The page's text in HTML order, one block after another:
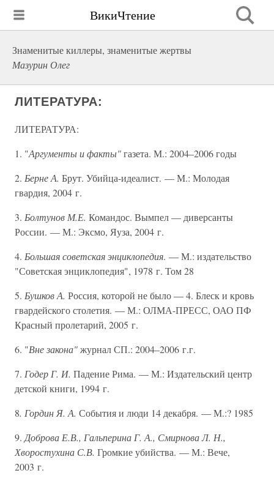
ВикиЧтение
Знаменитые киллеры, знаменитые жертвы
Мазурин Олег
ЛИТЕРАТУРА:
ЛИТЕРАТУРА:
1. "Аргументы и факты"газета. М.: 2004–2006 годы
2. Берне А. Брут. Убийца-идеалист. — М.: Молодая
гвардия, 2004 г.
3. Болтунов М.Е. Командос. Вымпел — диверсанты
России. — М.: Эксмо, Яуза, 2004 г.
4. Большая советская энциклопедия. — М.: издательство
"Советская энциклопедия", 1978 г. Том 28
5. Бушков А. Россия, которой не было — 4. Блеск и кровь
гвардейского столетия. — М.: ОЛМА-ПРЕСС, ОАО ПФ
Красный пролетарий, 2005 г.
6. "Вне закона"журнал СП.: 2004–2006 г.г.
7. Годер Г. И. Падение Рима. — М.: Издательский центр
детской книги, 1994 г.
8. Гордин Я. А. События и люди 14 декабря. — М.:? 1985
9. Доброва Е.В., Гальперина Г. А., Смирнова Л. Н.,
Хворостухина С.В. Громкие убийства. — М.: Вече,
2003 г.